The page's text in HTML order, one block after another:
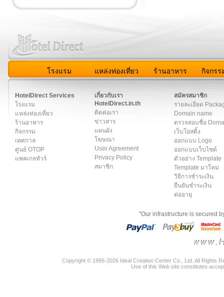
โรงแรม แหล่งท่องเที่ยว ร้านอาหาร กิจกรร
HotelDirect Services
โรงแรม
แหล่งท่องเที่ยว
ร้านอาหาร
กิจกรรม
เทศกาล
ศูนย์ OTOP
แพคเกจทัวร์
เกี่ยวกับเรา
HotelDirect.in.th
ติดต่อเรา
ข่าวสาร
แผนผัง
โฆษณา
User Agreement
Privacy Policy
สมาชิก
สมัครสมาชิก
รายละเอียด
Domain name
ตรวจสอบชื่อ
เว็บโฮสติ้ง
ออกแบบ Logo
ออกแบบเว็บไซต์
ตัวอย่าง Template
Template มาใหม่
วิธีการชำระเงิน
ยืนยันชำระเงิน
ต่ออายุ
"Our infrastructure is secured
Copyright © 1995-2026 Ideal Creation Center Co., Ltd. All Rights
Use of this Web site constitutes